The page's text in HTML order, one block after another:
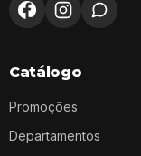
Catálogo
Promoções
Departamentos